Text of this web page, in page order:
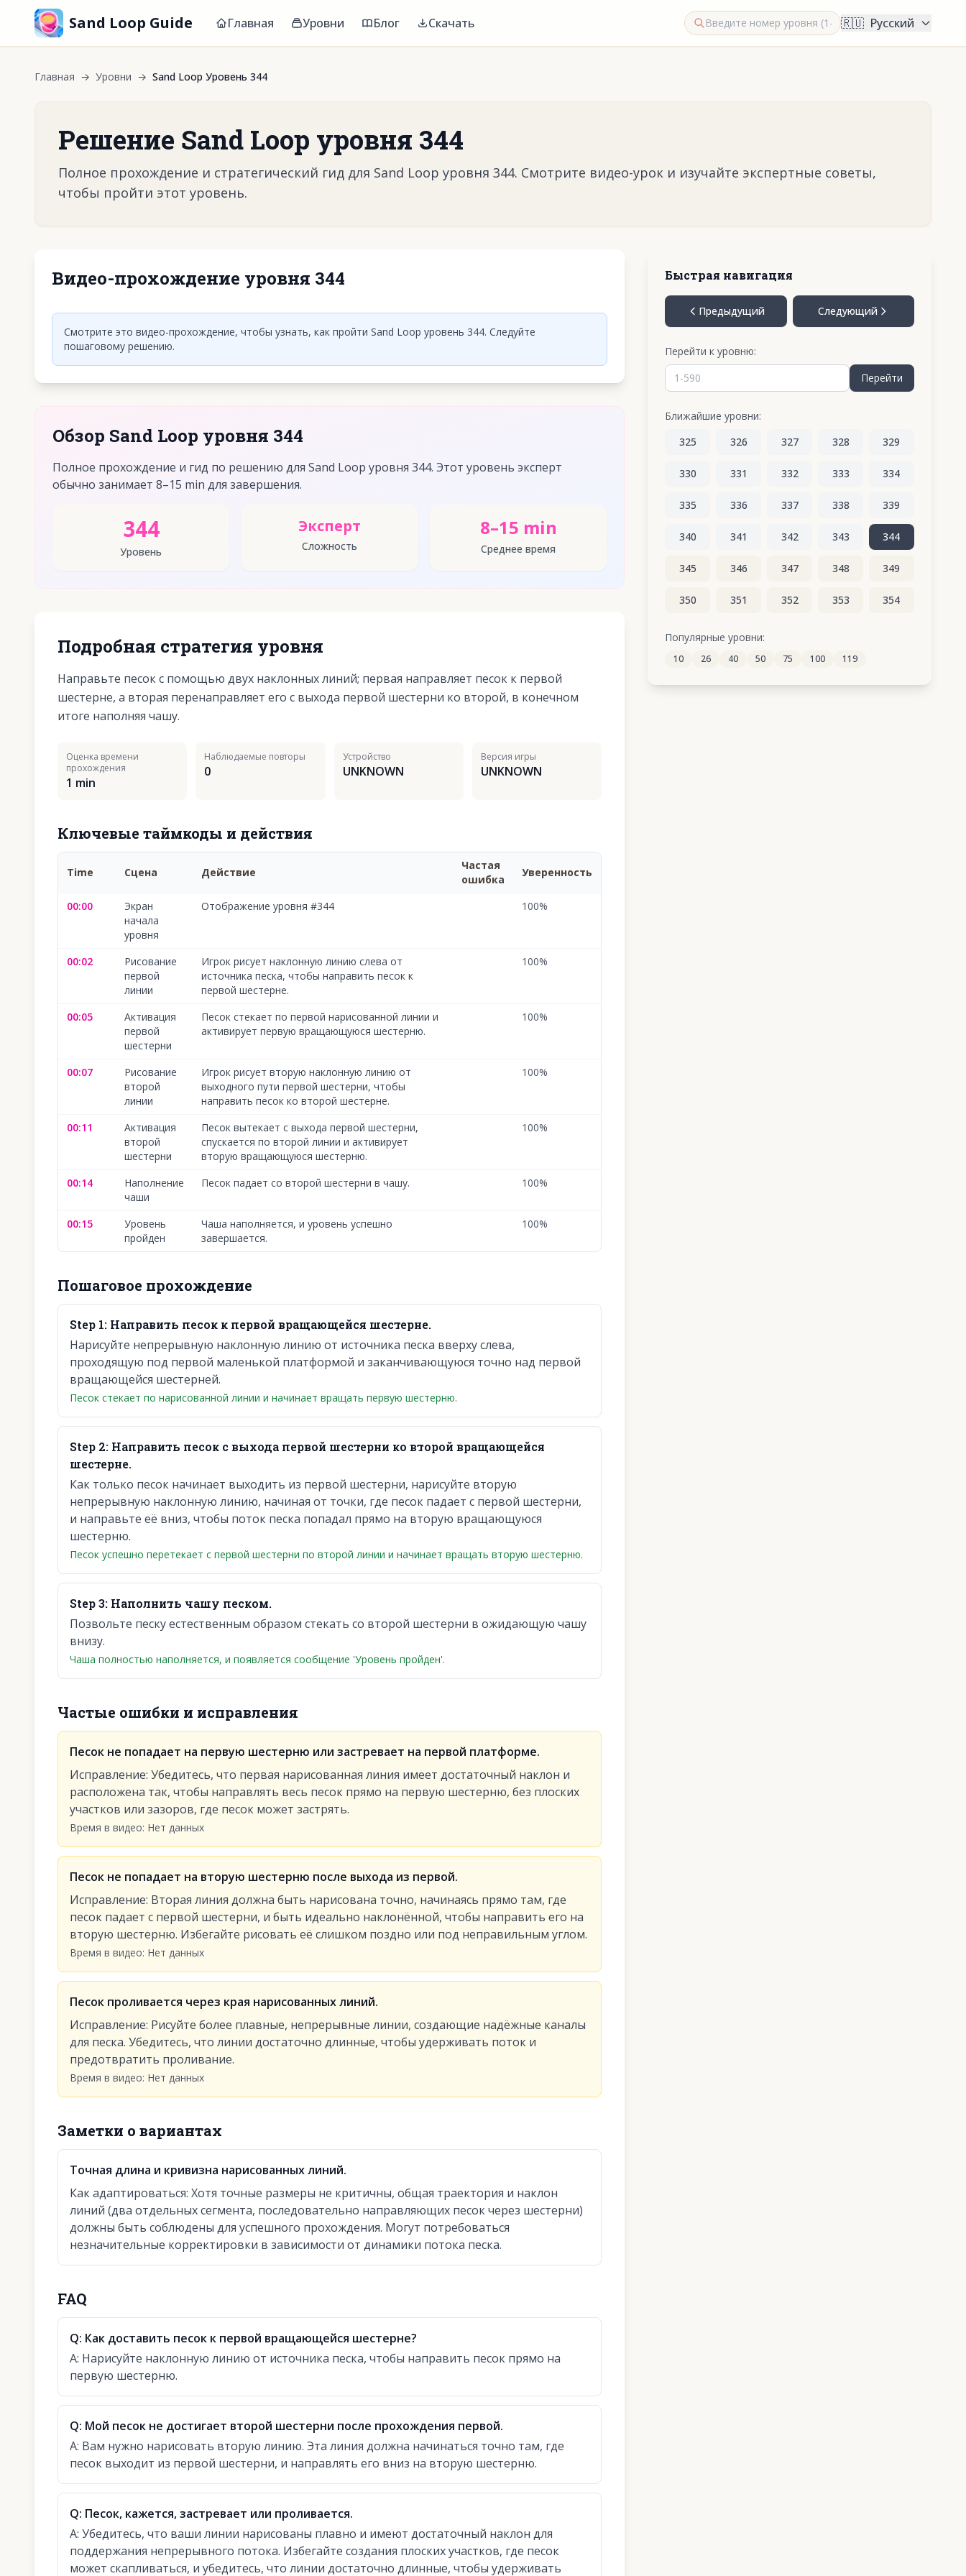
Sand Loop Guide Главная Уровни Блог Скачать 🇷🇺 Русский
Главная → Уровни → Sand Loop Уровень 344
Решение Sand Loop уровня 344
Полное прохождение и стратегический гид для Sand Loop уровня 344. Смотрите видео-урок и изучайте экспертные советы,
чтобы пройти этот уровень.
Видео-прохождение уровня 344
Нажмите, чтобы воспроизвести видео
Смотрите это видео-прохождение, чтобы узнать, как пройти Sand Loop уровень 344. Следуйте
пошаговому решению.
Обзор Sand Loop уровня 344
Полное прохождение и гид по решению для Sand Loop уровня 344. Этот уровень эксперт
обычно занимает 8–15 min для завершения.
344
Уровень
Эксперт
Сложность
8–15 min
Среднее время
Подробная стратегия уровня
Направьте песок с помощью двух наклонных линий; первая направляет песок к первой
шестерне, а вторая перенаправляет его с выхода первой шестерни ко второй, в конечном
итоге наполняя чашу.
Оценка времени
прохождения
1 min
Наблюдаемые повторы
0
Устройство
UNKNOWN
Версия игры
UNKNOWN
Ключевые таймкоды и действия
Time Сцена Действие
Частая
ошибка
Уверенность
00:00
Экран
начала
уровня
Отображение уровня #344 100%
00:02
Рисование
первой
линии
Игрок рисует наклонную линию слева от
источника песка, чтобы направить песок к
первой шестерне.
100%
00:05
Активация
первой
шестерни
Песок стекает по первой нарисованной линии и
активирует первую вращающуюся шестерню.
100%
00:07
Рисование
второй
линии
Игрок рисует вторую наклонную линию от
выходного пути первой шестерни, чтобы
направить песок ко второй шестерне.
100%
00:11
Активация
второй
шестерни
Песок вытекает с выхода первой шестерни,
спускается по второй линии и активирует
вторую вращающуюся шестерню.
100%
00:14
Наполнение
чаши
Песок падает со второй шестерни в чашу. 100%
00:15
Уровень
пройден
Чаша наполняется, и уровень успешно
завершается.
100%
Пошаговое прохождение
Step 1: Направить песок к первой вращающейся шестерне.
Нарисуйте непрерывную наклонную линию от источника песка вверху слева,
проходящую под первой маленькой платформой и заканчивающуюся точно над первой
вращающейся шестерней.
Песок стекает по нарисованной линии и начинает вращать первую шестерню.
Step 2: Направить песок с выхода первой шестерни ко второй вращающейся
шестерне.
Как только песок начинает выходить из первой шестерни, нарисуйте вторую
непрерывную наклонную линию, начиная от точки, где песок падает с первой шестерни,
и направьте её вниз, чтобы поток песка попадал прямо на вторую вращающуюся
шестерню.
Песок успешно перетекает с первой шестерни по второй линии и начинает вращать вторую шестерню.
Step3: Наполнить чашу песком.
Позвольте песку естественным образом стекать со второй шестерни в ожидающую чашу
внизу.
Чаша полностью наполняется, и появляется сообщение 'Уровень пройден'.
Частые ошибки и исправления
Песок не попадает на первую шестерню или застревает на первой платформе.
Исправление: Убедитесь, что первая нарисованная линия имеет достаточный наклон и
расположена так, чтобы направлять весь песок прямо на первую шестерню, без плоских
участков или зазоров, где песок может застрять.
Время в видео: Нет данных
Песок не попадает на вторую шестерню после выхода из первой.
Исправление: Вторая линия должна быть нарисована точно, начинаясь прямо там, где
песок падает с первой шестерни, и быть идеально наклонённой, чтобы направить его на
вторую шестерню. Избегайте рисовать её слишком поздно или под неправильным углом.
Время в видео: Нет данных
Песок проливается через края нарисованных линий.
Исправление: Рисуйте более плавные, непрерывные линии, создающие надёжные каналы
для песка. Убедитесь, что линии достаточно длинные, чтобы удерживать поток и
предотвратить проливание.
Время в видео: Нет данных
Заметки о вариантах
Точная длина и кривизна нарисованных линий.
Как адаптироваться: Хотя точные размеры не критичны, общая траектория и наклон
линий (два отдельных сегмента, последовательно направляющих песок через шестерни)
должны быть соблюдены для успешного прохождения. Могут потребоваться
незначительные корректировки в зависимости от динамики потока песка.
FAQ
Q: Как доставить песок к первой вращающейся шестерне?
A: Нарисуйте наклонную линию от источника песка, чтобы направить песок прямо на
первую шестерню.
Q: Мой песок не достигает второй шестерни после прохождения первой.
A: Вам нужно нарисовать вторую линию. Эта линия должна начинаться точно там, где
песок выходит из первой шестерни, и направлять его вниз на вторую шестерню.
Q: Песок, кажется, застревает или проливается.
A: Убедитесь, что ваши линии нарисованы плавно и имеют достаточный наклон для
поддержания непрерывного потока. Избегайте создания плоских участков, где песок
может скапливаться, и убедитесь, что линии достаточно длинные, чтобы удерживать
Быстрая навигация
Предыдущий Следующий
Перейти к уровню:
Перейти
Ближайшие уровни:
325
326 327 328 329
330 331 332 333 334
335 336 337 338 339
340 341 342 343 344
345 346 347 348 349
350 351 352 353 354
360 361 362 363
Популярные уровни:
10 26 40 50 75 100 119